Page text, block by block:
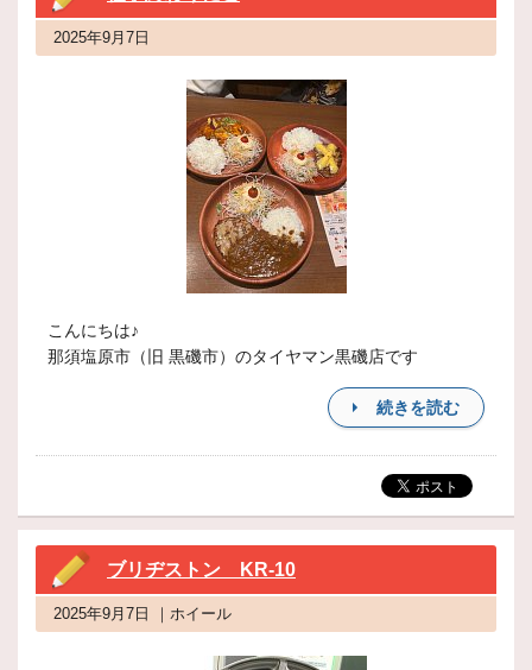
2025年9月7日
こんにちは♪
那須塩原市（旧 黒磯市）のタイヤマン黒磯店です
続きを読む
ブリヂストン KR-10
2025年9月7日 ｜ホイール